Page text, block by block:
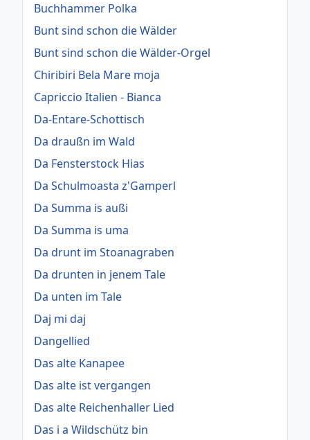
Buchhammer Polka
Bunt sind schon die Wälder
Bunt sind schon die Wälder-Orgel
Chiribiri Bela Mare moja
Capriccio Italien - Bianca
Da-Entare-Schottisch
Da draußn im Wald
Da Fensterstock Hias
Da Schulmoasta z'Gamperl
Da Summa is außi
Da Summa is uma
Da drunt im Stoanagraben
Da drunten in jenem Tale
Da unten im Tale
Daj mi daj
Dangellied
Das alte Kanapee
Das alte ist vergangen
Das alte Reichenhaller Lied
Das i a Wildschütz bin